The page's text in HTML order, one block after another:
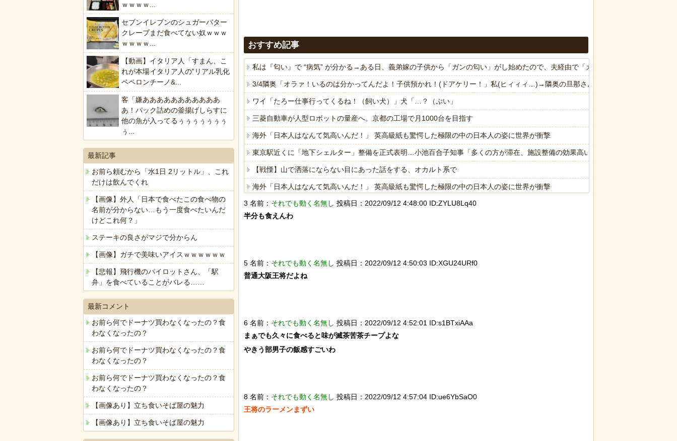
おすすめ記事
私は『匂い』で “病気” が分かる→ある日、義弟嫁の子供から「ガンの匂い」がし始めたので、夫経由で「ガンではないか」と伝えた
3/4隣奥「オラァ！いるのは分かってんだよ！子供預かれ！(ドアケリー！」私(ヒィィィ…)→隣奥の旦那さんに相談したら逃げられ
ワイ「たろー仕事行ってくるね！（飼い犬）」犬「…？（ぷい」
三菱自動車が人型ロボットの量産へ。京都の工場で月1000台を目指す
海外「日本人はなんて気高いんだ！」 英高級紙も驚愕した極限の中の日本人の姿に世界が衝撃
東京駅近くに「地下シェルター」整備を正式表明…小池百合子知事「多くの方が滞在、施設整備の効果高い」
【戦慄】山で洒落にならない目にあった話をする、オカルト系で
海外「日本人はなんて気高いんだ！」 英高級紙も驚愕した極限の中の日本人の姿に世界が衝撃
ヒーローのサバイバルアクション Siege Survivors
Powered by livedoor 相互RSS
3 名前： それでも動く名無し 投稿日：2022/09/12 4:48:00 ID:ZYLU8Lq40
半分も食えんわ
5 名前： それでも動く名無し 投稿日：2022/09/12 4:50:03 ID:XGU24URf0
普通大阪王将だよね
6 名前： それでも動く名無し 投稿日：2022/09/12 4:52:01 ID:s1BTxiAAa
まぁでも久々に食べると味が滅茶苦茶チープよな
やきう部男子の飯感すごいわ
8 名前： それでも動く名無し 投稿日：2022/09/12 4:57:04 ID:ue6YbSaO0
王将のラーメンまずい
ｗｗｗｗ...
セブンイレブンのシュガーバター
クレープまだ食べてない奴ｗｗｗ
ｗｗｗｗ...
【動画】イタリア人「すまん、こ
れが本場イタリア人の”リアル乳化
ペペロンチーノ&...
客「嫌あああああああああああ
あ！パック詰めの釜揚げしらすに
他の魚が入ってるぅぅぅぅぅぅぅ
ぅ...
最新記事
お前ら頼むから「水1日 2リットル」、これ
だけは飲んでくれ
【画像】外人「日本で食べたこの食べ物の
名前が分からない…もう一度食べたいんだ
けどこれ何？」
ステーキの良さがマジで分からん
【画像】ガチで美味いアイスｗｗｗｗｗｗ
【悲報】飛行機のパイロットさん、「駅
弁」を食べていることがバレる……
最新コメント
お前ら何でドーナツ買わなくなったの？食
わなくなったの？
お前ら何でドーナツ買わなくなったの？食
わなくなったの？
お前ら何でドーナツ買わなくなったの？食
わなくなったの？
【画像あり】立ち食いそば屋の魅力
【画像あり】立ち食いそば屋の魅力